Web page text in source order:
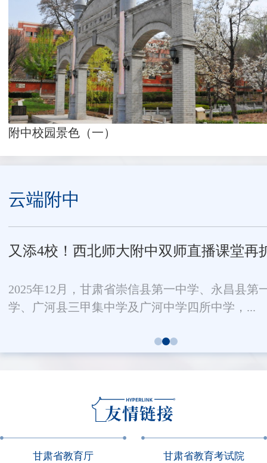
附中校园景色（一）
云端附中
又添4校！西北师大附中双师直播课堂再
2025年12月，甘肃省崇信县第一中学、永昌县第
学、广河县三甲集中学及广河中学四所中学，...
甘肃省教育厅 甘肃省教育考试院